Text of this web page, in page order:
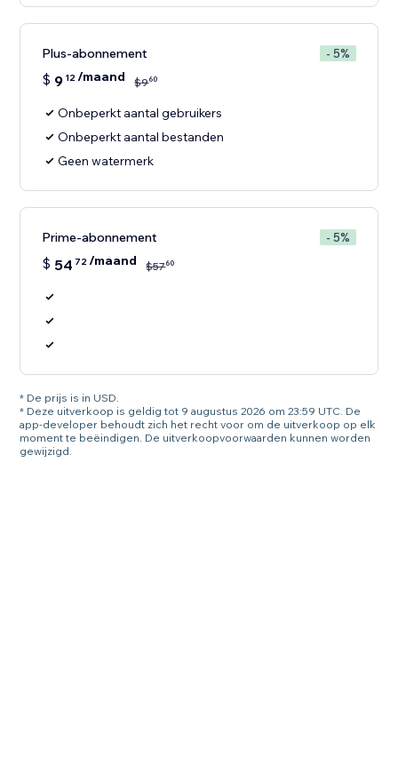
Plus-abonnement - 5%
$ 9 12/maand $960
Onbeperkt aantal gebruikers
Onbeperkt aantal bestanden
Geen watermerk
Prime-abonnement - 5%
$ 54 72/maand $5760
* De prijs is in USD.
* Deze uitverkoop is geldig tot 9 augustus 2026 om 23:59 UTC. De
app-developer behoudt zich het recht voor om de uitverkoop op elk
moment te beëindigen. De uitverkoopvoorwaarden kunnen worden
gewijzigd.